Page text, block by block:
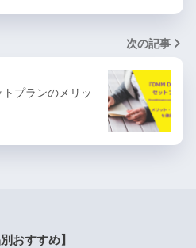
次の記事
トプランのメリッ
おすすめ】